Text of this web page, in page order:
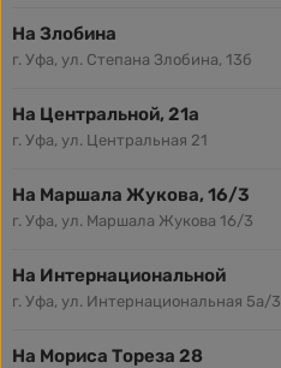
На Злобина
г. Уфа, ул. Степана Злобина, 13б
На Центральной, 21а
г. Уфа, ул. Центральная 21
На Маршала Жукова, 16/3
г. Уфа, ул. Маршала Жукова 16/3
На Интернациональной
г. Уфа, ул. Интернациональная 5а/3
На Мориса Тореза 28